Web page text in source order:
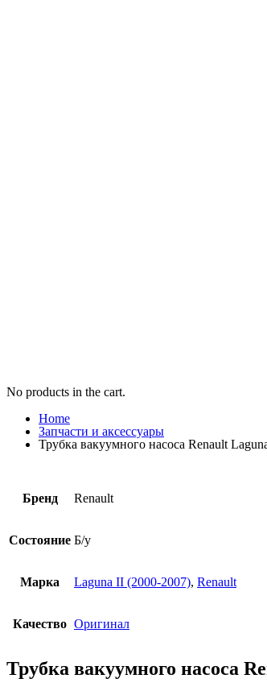
No products in the cart.
Home
Запчасти и аксессуары
Трубка вакуумного насоса Renault
Бренд Renault
Состояние Б/у
Марка Laguna II (2000-2007), Renault
Качество Оригинал
Трубка вакуумного насоса